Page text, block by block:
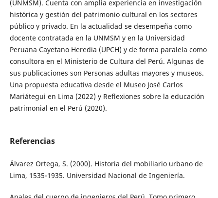
(UNMSM). Cuenta con amplia experiencia en investigación
histórica y gestión del patrimonio cultural en los sectores
público y privado. En la actualidad se desempeña como
docente contratada en la UNMSM y en la Universidad
Peruana Cayetano Heredia (UPCH) y de forma paralela como
consultora en el Ministerio de Cultura del Perú. Algunas de
sus publicaciones son Personas adultas mayores y museos.
Una propuesta educativa desde el Museo José Carlos
Mariátegui en Lima (2022) y Reflexiones sobre la educación
patrimonial en el Perú (2020).
Referencias
Álvarez Ortega, S. (2000). Historia del mobiliario urbano de
Lima, 1535-1935. Universidad Nacional de Ingeniería.